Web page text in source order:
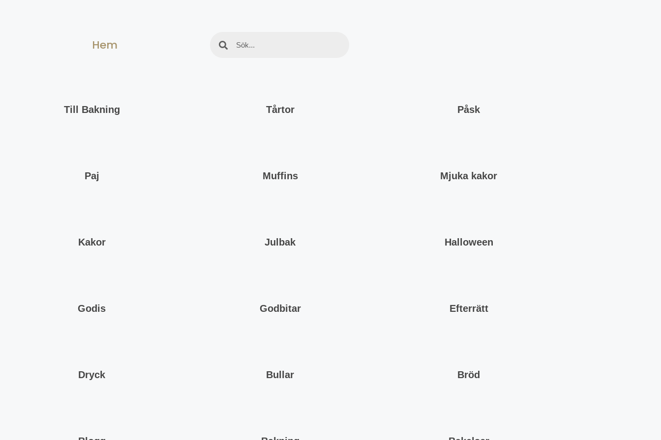
Hem
Till Bakning Tårtor Påsk
Paj Muffins Mjuka kakor
Kakor Julbak Halloween
Godis Godbitar Efterrätt
Dryck Bullar Bröd